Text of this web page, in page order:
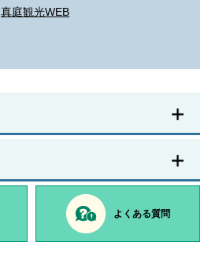
真庭観光WEB
よくある質問